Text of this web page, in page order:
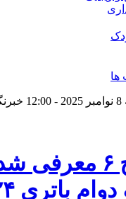
ها
ردمی واچ ۶
باتری ۲۴ روزه